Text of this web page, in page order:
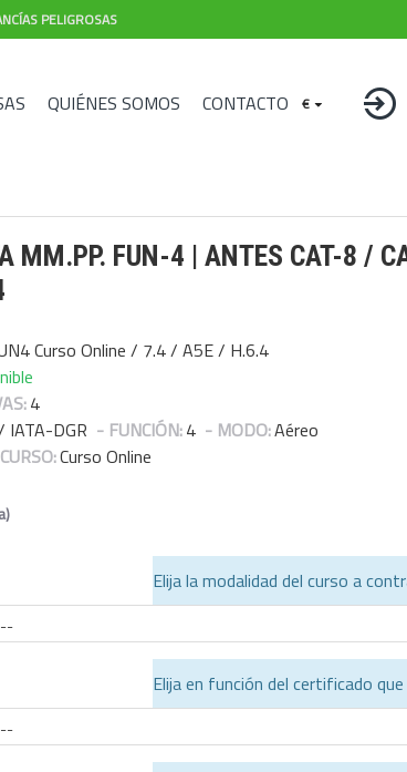
PELIGROSAS
QUIÉNES SOMOS CONTACTO €
MM.PP. FUN-4 | ANTES CAT-8 /
Curso Online / 7.4 / A5E / H.6.4
4
IATA-DGR - FUNCIÓN:4 - MODO:Aéreo
Curso Online
Elija la modalidad del curso a
Elija en función del certificado